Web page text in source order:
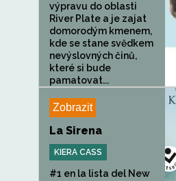
výpravu do oblasti
River Plate a je zajat
domorodým kmenem,
kde se stane svědkem
nevýslovných činů,
které si bude
pamatovat...
Zobrazit
La Sirena
KIERA CASS
#1 en la lista del New